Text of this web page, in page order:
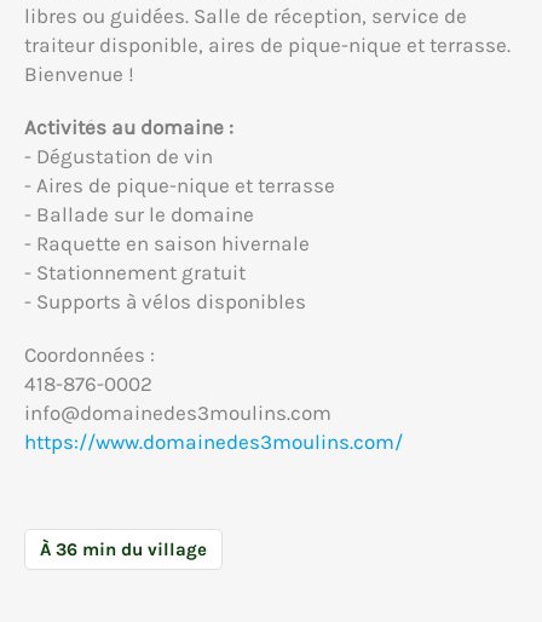
libres ou guidées. Salle de réception, service de
traiteur disponible, aires de pique-nique et terrasse.
Bienvenue !
Activités au domaine :
- Dégustation de vin
- Aires de pique-nique et terrasse
- Ballade sur le domaine
- Raquette en saison hivernale
- Stationnement gratuit
- Supports à vélos disponibles
Coordonnées :
418-876-0002
info@domainedes3moulins.com
https://www.domainedes3moulins.com/
À 36 min du village